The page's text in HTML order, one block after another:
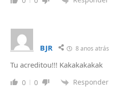
BJR 8 anos atrás
Tu acreditou!!! Kakakakakak
0 0 Responder